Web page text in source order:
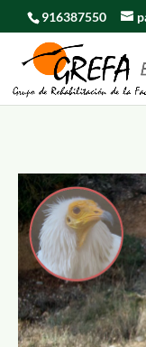
916387550